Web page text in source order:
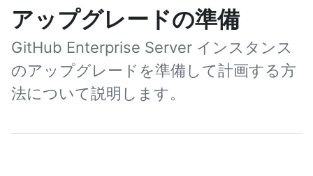
アップグレードの準備
GitHub Enterprise Server インスタンス
のアップグレードを準備して計画する方
法について説明します。